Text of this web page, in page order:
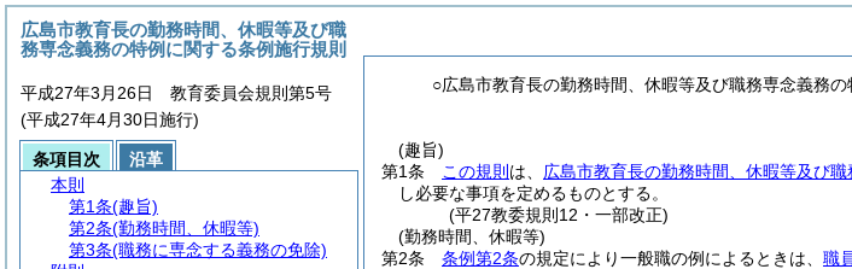
○広島市教育長の勤務時間、休暇等及び職務専念義務の
(趣旨)
第1条
この規則 は、 広島市教育長の勤務時間、休暇等及び
し必要な事項を定めるものとする。
(平27教委規則12・一部改正)
(勤務時間、休暇等)
第2条
条例第2条の規定により一般職の例によるときは、 職
広島市教育長の勤務時間、休暇等及び職
務専念義務の特例に関する条例施行規則
平成27年3月26日 教育委員会規則第5号
(平成27年4月30日施行)
条項目次
沿革
本則
第1条(趣旨)
第2条(勤務時間、休暇等)
第3条(職務に専念する義務の免除)